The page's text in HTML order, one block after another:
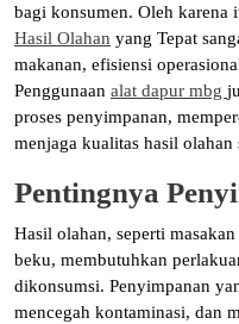
bagi konsumen. Oleh karena
Hasil Olahan yang Tepat
makanan, efisiensi
Penggunaan alat dapur mbg
proses penyimpanan,
menjaga kualitas hasil olahan
Pentingnya
Hasil olahan, seperti
beku, membutuhkan
dikonsumsi. Penyimpanan
mencegah kontaminasi, dan